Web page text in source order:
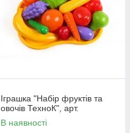
Іграшка "Набір фруктів та
овочів ТехноК", арт.
В наявності